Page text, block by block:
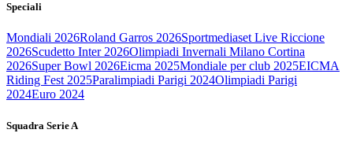
Speciali
Mondiali 2026Roland Garros 2026Sportmediaset Live Riccione
2026Scudetto Inter 2026Olimpiadi Invernali Milano Cortina
2026Super Bowl 2026Eicma 2025Mondiale per club 2025EICMA
Riding Fest 2025Paralimpiadi Parigi 2024Olimpiadi Parigi
2024Euro 2024
Squadra Serie A